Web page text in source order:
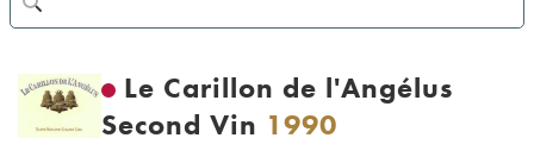
Le Carillon de l'Angélus
Second Vin 1990